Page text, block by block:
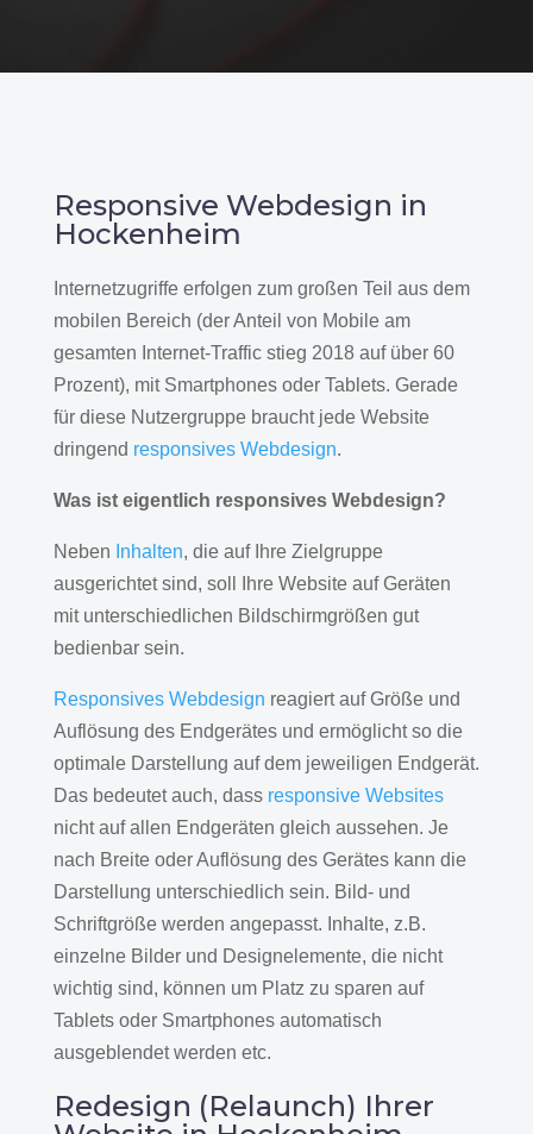
Responsive Webdesign in
Hockenheim
Internetzugriffe erfolgen zum großen Teil aus dem
mobilen Bereich (der Anteil von Mobile am
gesamten Internet-Traffic stieg 2018 auf über 60
Prozent), mit Smartphones oder Tablets. Gerade
für diese Nutzergruppe braucht jede Website
dringend responsives Webdesign.
Was ist eigentlich responsives Webdesign?
Neben Inhalten, die auf Ihre Zielgruppe
ausgerichtet sind, soll Ihre Website auf Geräten
mit unterschiedlichen Bildschirmgrößen gut
bedienbar sein.
Responsives Webdesign reagiert auf Größe und
Auflösung des Endgerätes und ermöglicht so die
optimale Darstellung auf dem jeweiligen Endgerät.
Das bedeutet auch, dass responsive Websites
nicht auf allen Endgeräten gleich aussehen. Je
nach Breite oder Auflösung des Gerätes kann die
Darstellung unterschiedlich sein. Bild- und
Schriftgröße werden angepasst. Inhalte, z.B.
einzelne Bilder und Designelemente, die nicht
wichtig sind, können um Platz zu sparen auf
Tablets oder Smartphones automatisch
ausgeblendet werden etc.
Redesign (Relaunch) Ihrer